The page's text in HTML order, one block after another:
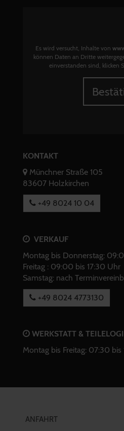
Es wird versucht, Inhalte von
können Daten an Dritte
einverstanden sind, klicken
KONTAKT
Münchner Straße 105
83607 Holzkirchen
+49 8024 10 04
VERKAUF
Montag bis Donnerstag:
Freitag : 09:00 bis 17:30 Uhr
Samstag: nach
+49 8024 4773130
WERKSTATT &
Montag bis Freitag: 07:30 bis
ANFAHRT